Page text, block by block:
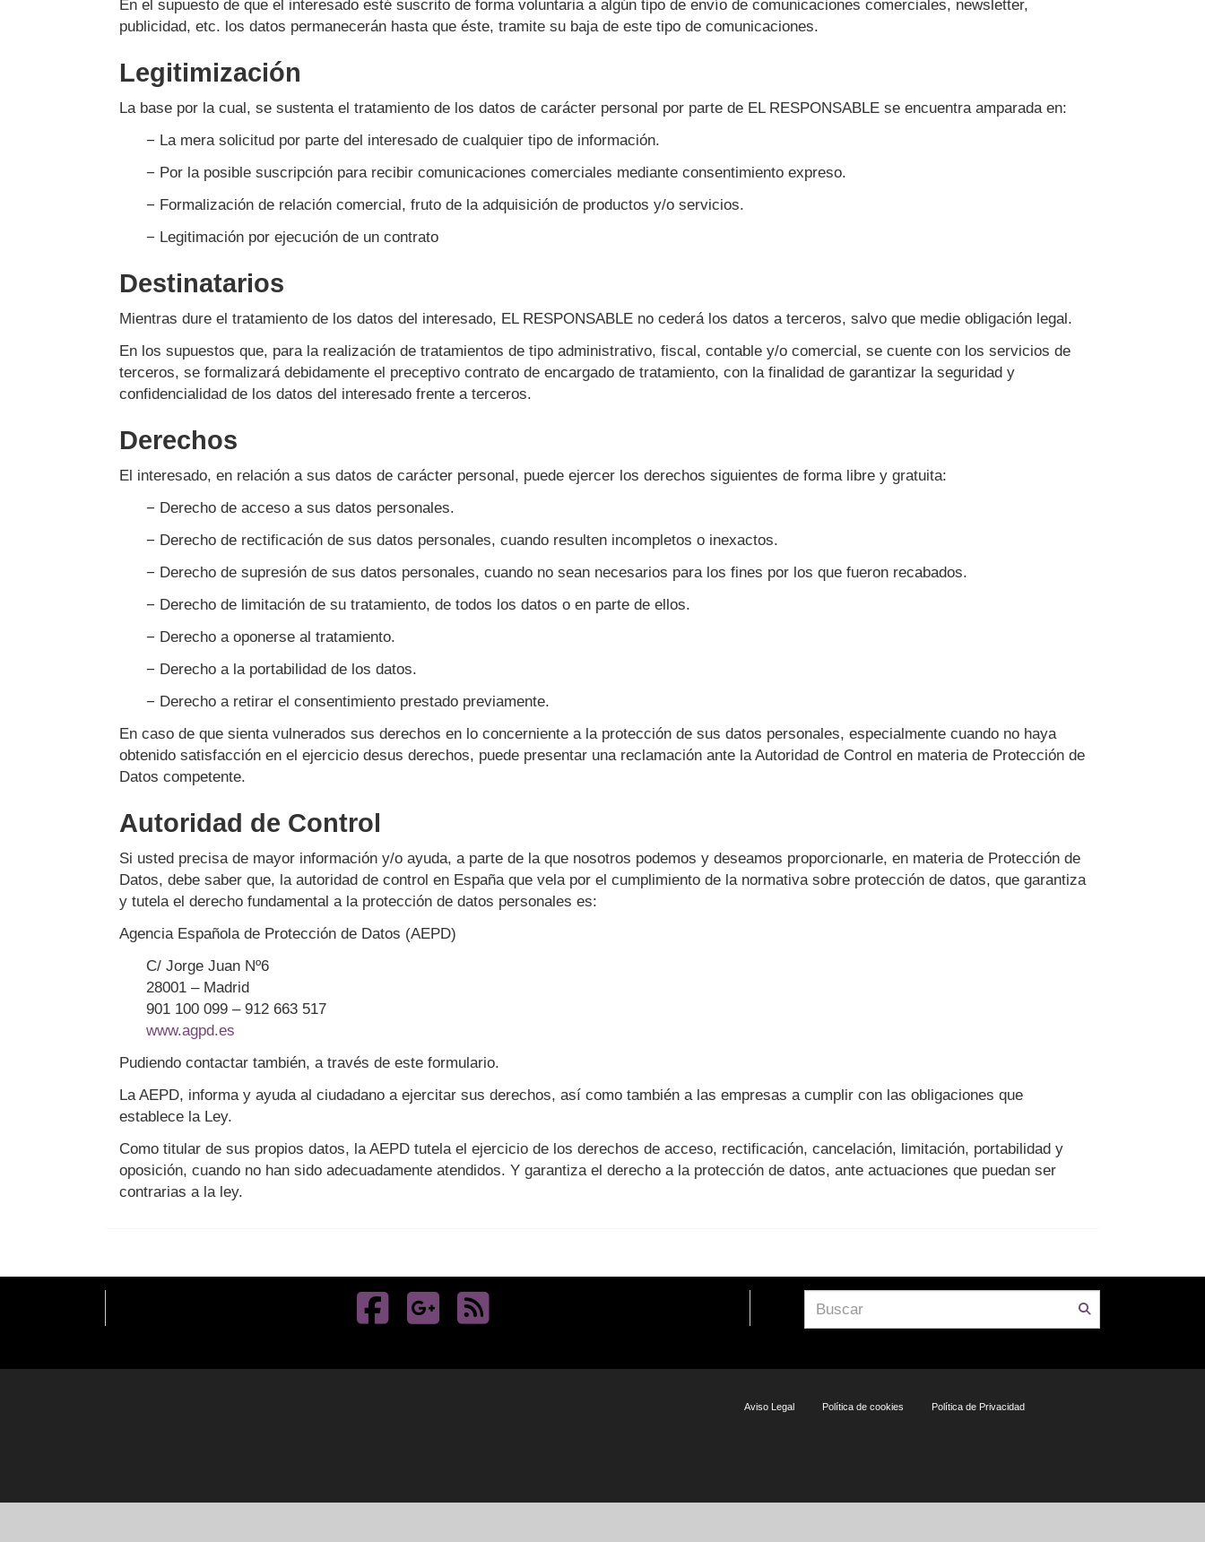
En el supuesto de que el interesado esté suscrito de forma voluntaria a algún tipo de envío de comunicaciones comerciales, newsletter,
publicidad, etc. los datos permanecerán hasta que éste, tramite su baja de este tipo de comunicaciones.
Legitimización
La base por la cual, se sustenta el tratamiento de los datos de carácter personal por parte de EL RESPONSABLE se encuentra amparada en:
− La mera solicitud por parte del interesado de cualquier tipo de información.
− Por la posible suscripción para recibir comunicaciones comerciales mediante consentimiento expreso.
− Formalización de relación comercial, fruto de la adquisición de productos y/o servicios.
− Legitimación por ejecución de un contrato
Destinatarios
Mientras dure el tratamiento de los datos del interesado, EL RESPONSABLE no cederá los datos a terceros, salvo que medie obligación legal.
En los supuestos que, para la realización de tratamientos de tipo administrativo, fiscal, contable y/o comercial, se cuente con los servicios de
terceros, se formalizará debidamente el preceptivo contrato de encargado de tratamiento, con la finalidad de garantizar la seguridad y
confidencialidad de los datos del interesado frente a terceros.
Derechos
El interesado, en relación a sus datos de carácter personal, puede ejercer los derechos siguientes de forma libre y gratuita:
− Derecho de acceso a sus datos personales.
− Derecho de rectificación de sus datos personales, cuando resulten incompletos o inexactos.
− Derecho de supresión de sus datos personales, cuando no sean necesarios para los fines por los que fueron recabados.
− Derecho de limitación de su tratamiento, de todos los datos o en parte de ellos.
− Derecho a oponerse al tratamiento.
− Derecho a la portabilidad de los datos.
− Derecho a retirar el consentimiento prestado previamente.
En caso de que sienta vulnerados sus derechos en lo concerniente a la protección de sus datos personales, especialmente cuando no haya
obtenido satisfacción en el ejercicio desus derechos, puede presentar una reclamación ante la Autoridad de Control en materia de Protección de
Datos competente.
Autoridad de Control
Si usted precisa de mayor información y/o ayuda, a parte de la que nosotros podemos y deseamos proporcionarle, en materia de Protección de
Datos, debe saber que, la autoridad de control en España que vela por el cumplimiento de la normativa sobre protección de datos, que garantiza
y tutela el derecho fundamental a la protección de datos personales es:
Agencia Española de Protección de Datos (AEPD)
C/ Jorge Juan Nº6
28001 – Madrid
901 100 099 – 912 663 517
www.agpd.es
Pudiendo contactar también, a través de este formulario.
La AEPD, informa y ayuda al ciudadano a ejercitar sus derechos, así como también a las empresas a cumplir con las obligaciones que
establece la Ley.
Como titular de sus propios datos, la AEPD tutela el ejercicio de los derechos de acceso, rectificación, cancelación, limitación, portabilidad y
oposición, cuando no han sido adecuadamente atendidos. Y garantiza el derecho a la protección de datos, ante actuaciones que puedan ser
contrarias a la ley.
Aviso Legal Política de cookies Política de Privacidad